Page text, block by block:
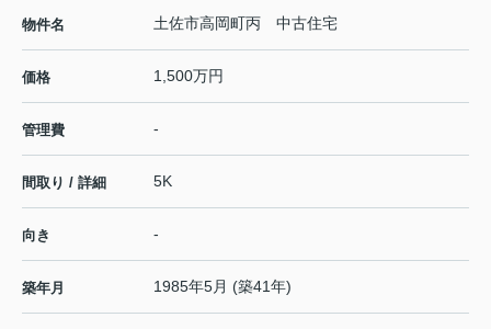
物件名 土佐市高岡町丙 中古住宅
価格 1,500万円
管理費 -
間取り / 詳細 5K
向き -
築年月 1985年5月 (築41年)